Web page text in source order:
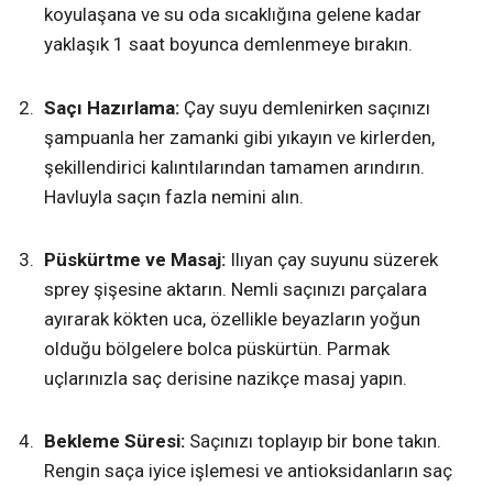
koyulaşana ve su oda sıcaklığına gelene kadar
yaklaşık 1 saat boyunca demlenmeye bırakın.
Saçı Hazırlama: Çay suyu demlenirken saçınızı
şampuanla her zamanki gibi yıkayın ve kirlerden,
şekillendirici kalıntılarından tamamen arındırın.
Havluyla saçın fazla nemini alın.
Püskürtme ve Masaj: Ilıyan çay suyunu süzerek
sprey şişesine aktarın. Nemli saçınızı parçalara
ayırarak kökten uca, özellikle beyazların yoğun
olduğu bölgelere bolca püskürtün. Parmak
uçlarınızla saç derisine nazikçe masaj yapın.
Bekleme Süresi: Saçınızı toplayıp bir bone takın.
Rengin saça iyice işlemesi ve antioksidanların saç